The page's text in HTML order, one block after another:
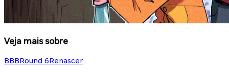
Veja mais sobre
BBBRound 6Renascer